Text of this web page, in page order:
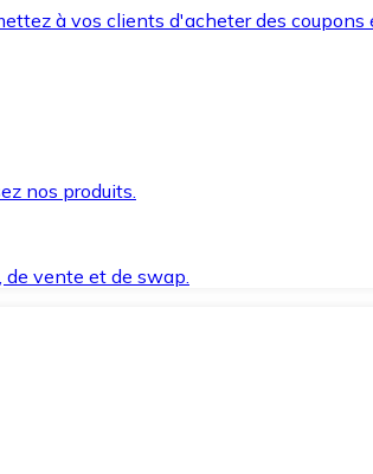
à vos clients d'acheter des
nos produits.
vente et de swap.